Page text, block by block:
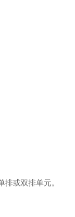
或双排单元。